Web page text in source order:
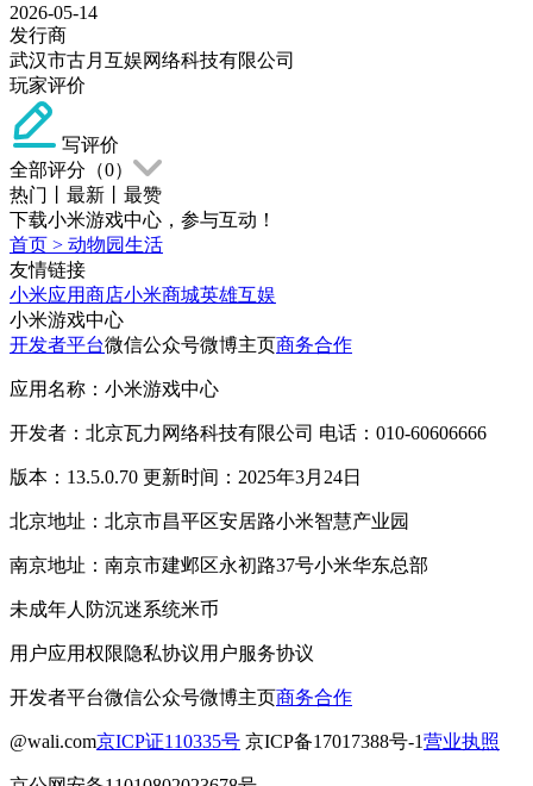
2026-05-14
发行商
武汉市古月互娱网络科技有限公司
玩家评价
写评价
全部评分（0）
热门
最新
最赞
下载小米游戏中心，参与互动！
首页 > 动物园生活
友情链接
小米应用商店小米商城英雄互娱
小米游戏中心
开发者平台微信公众号微博主页商务合作
应用名称：小米游戏中心
开发者：北京瓦力网络科技有限公司 电话：010-60606666
版本：13.5.0.70 更新时间：2025年3月24日
北京地址：北京市昌平区安居路小米智慧产业园
南京地址：南京市建邺区永初路37号小米华东总部
未成年人防沉迷系统米币
用户应用权限隐私协议用户服务协议
开发者平台微信公众号微博主页商务合作
@wali.com京ICP证110335号 京ICP备17017388号-1营业执照